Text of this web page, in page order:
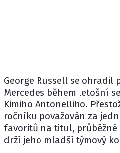
George Russell se ohradil
Mercedes během letošní
Kimiho Antonelliho.
ročníku považován za
favoritů na titul, průběžné
drží jeho mladší týmový